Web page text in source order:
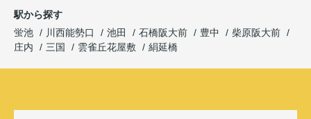
駅から探す
蛍池
川西能勢口 池田 石橋阪大前 豊中
柴原阪大前
庄内
三国 雲雀丘花屋敷 絹延橋